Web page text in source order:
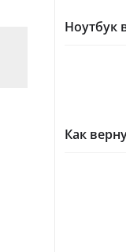
Ноутбук
Как